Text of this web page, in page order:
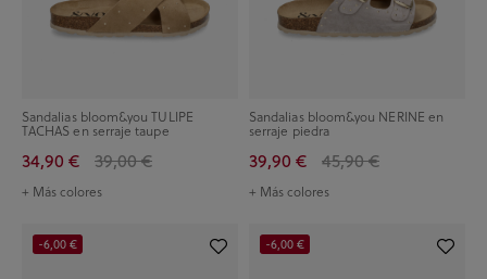
Sandalias bloom&you TULIPE
TACHAS en serraje taupe
34,90 € 39,00 €
+ Más colores
Sandalias bloom&you NERINE en
serraje piedra
39,90 € 45,90 €
+ Más colores
-6,00 € -6,00 €